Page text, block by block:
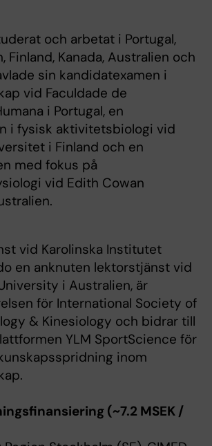
och arbetat i Portugal,
Finland, Kanada, Australien och
sin kandidatexamen i
vid Faculdade de
i Portugal, en
i fysisk aktivitetsbiologi vid
i Finland och en
med fokus på
vid Edith Cowan
vid Karolinska Institutet
en anknuten lektorstjänst vid
i Australien, är
för International Society of
& Kinesiology och bidrar till
YLM SportScience för
inom
(~7.2 MSEK /